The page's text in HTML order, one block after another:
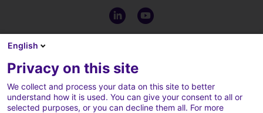
English
Privacy on this site
We collect and process your data on this site to better
understand how it is used. You can give your consent to all or
selected purposes, or you can decline them all. For more